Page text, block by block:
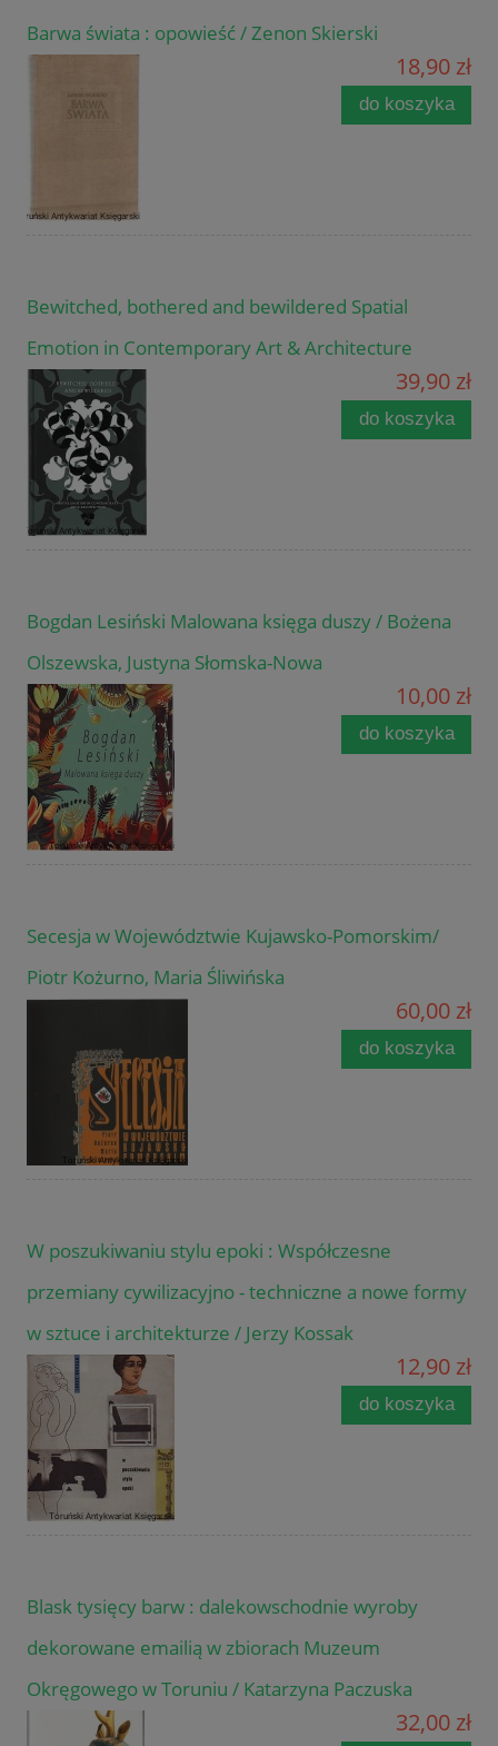
Barwa świata : opowieść / Zenon Skierski
18,90 zł
do koszyka
Bewitched, bothered and bewildered Spatial
Emotion in Contemporary Art & Architecture
39,90 zł
do koszyka
Bogdan Lesiński Malowana księga duszy / Bożena
Olszewska, Justyna Słomska-Nowa
10,00 zł
do koszyka
Secesja w Województwie Kujawsko-Pomorskim/
Piotr Kożurno, Maria Śliwińska
60,00 zł
do koszyka
W poszukiwaniu stylu epoki : Współczesne
przemiany cywilizacyjno - techniczne a nowe formy
w sztuce i architekturze / Jerzy Kossak
12,90 zł
do koszyka
Blask tysięcy barw : dalekowschodnie wyroby
dekorowane emailią w zbiorach Muzeum
Okręgowego w Toruniu / Katarzyna Paczuska
32,00 zł